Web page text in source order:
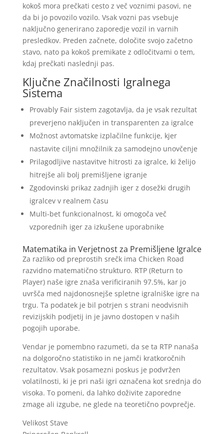
kokoš mora prečkati cesto z več voznimi pasovi, ne
da bi jo povozilo vozilo. Vsak vozni pas vsebuje
naključno generirano zaporedje vozil in varnih
presledkov. Preden začnete, določite svojo začetno
stavo, nato pa kokoš premikate z odločitvami o tem,
kdaj prečkati naslednji pas.
Ključne Značilnosti Igralnega
Sistema
Provably Fair sistem zagotavlja, da je vsak rezultat
preverjeno naključen in transparenten za igralce
Možnost avtomatske izplačilne funkcije, kjer
nastavite ciljni množilnik za samodejno unovčenje
Prilagodljive nastavitve hitrosti za igralce, ki želijo
hitrejše ali bolj premišljene igranje
Zgodovinski prikaz zadnjih iger z dosežki drugih
igralcev v realnem času
Multi-bet funkcionalnost, ki omogoča več
vzporednih iger za izkušene uporabnike
Matematika in Verjetnost za Premišljene Igralce
Za razliko od preprostih srečk ima Chicken Road
razvidno matematično strukturo. RTP (Return to
Player) naše igre znaša verificiranih 97.5%, kar jo
uvršča med najdonosnejše spletne igralniške igre na
trgu. Ta podatek je bil potrjen s strani neodvisnih
revizijskih podjetij in je javno dostopen v naših
pogojih uporabe.
Vendar je pomembno razumeti, da se ta RTP nanaša
na dolgoročno statistiko in ne jamči kratkoročnih
rezultatov. Vsak posamezni poskus je podvržen
volatilnosti, ki je pri naši igri označena kot srednja do
visoka. To pomeni, da lahko doživite zaporedne
zmage ali izgube, ne glede na teoretično povprečje.
Velikost Stave